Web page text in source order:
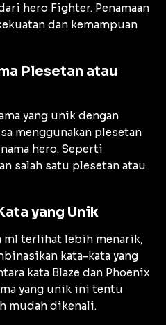
hero Fighter. Penamaan
dan kemampuan
Plesetan atau
yang unik dengan
menggunakan plesetan
hero. Seperti
salah satu plesetan atau
yang Unik
ml terlihat lebih menarik,
kata-kata yang
kata Blaze dan Phoenix
yang unik ini tentu
mudah dikenali.